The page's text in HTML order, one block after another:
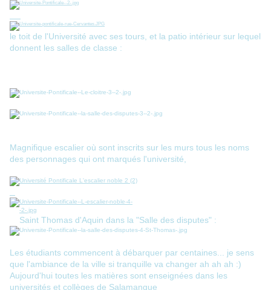
le toit de l'Université avec ses tours, et la patio intérieur sur lequel
donnent les salles de classe :
Magnifique escalier où sont inscrits sur les murs tous les noms
des personnages qui ont marqués l'université,
Saint Thomas d'Aquin dans la "Salle des disputes" :
Les étudiants commencent à débarquer par centaines... je sens
que l'ambiance de la ville si tranquille va changer ah ah ah :)
Aujourd'hui toutes les matières sont enseignées dans les
universités et collèges de Salamanque